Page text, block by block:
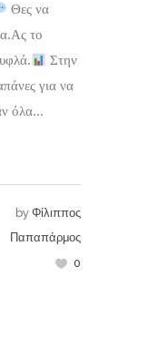
Θες να
το
Στην
για να
όλα...
by Φίλιππος
Παπαπάρμος
0